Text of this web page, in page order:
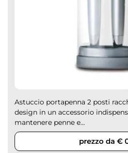
Astuccio portapenna 2 posti
design in un accessorio
mantenere penne e...
prezzo da €